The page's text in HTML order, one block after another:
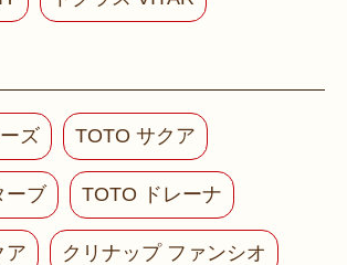
ズ TOTO サクア
ーブ TOTO ドレーナ
ア クリナップ ファンシオ